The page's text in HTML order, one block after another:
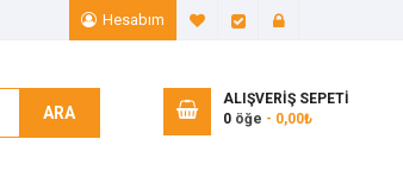
Hesabım A. Listem (0)
Ödeme
ARA
ALIŞVERIŞ SEPETI
0 öğe - 0,00₺